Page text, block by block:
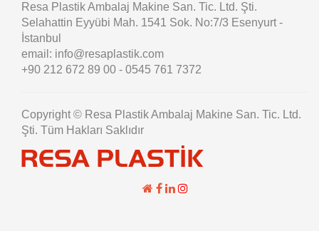
Resa Plastik Ambalaj Makine San. Tic. Ltd. Şti.
Selahattin Eyyübi Mah. 1541 Sok. No:7/3 Esenyurt -
İstanbul
email: info@resaplastik.com
+90 212 672 89 00 - 0545 761 7372
Copyright © Resa Plastik Ambalaj Makine San. Tic. Ltd.
Şti. Tüm Hakları Saklıdır